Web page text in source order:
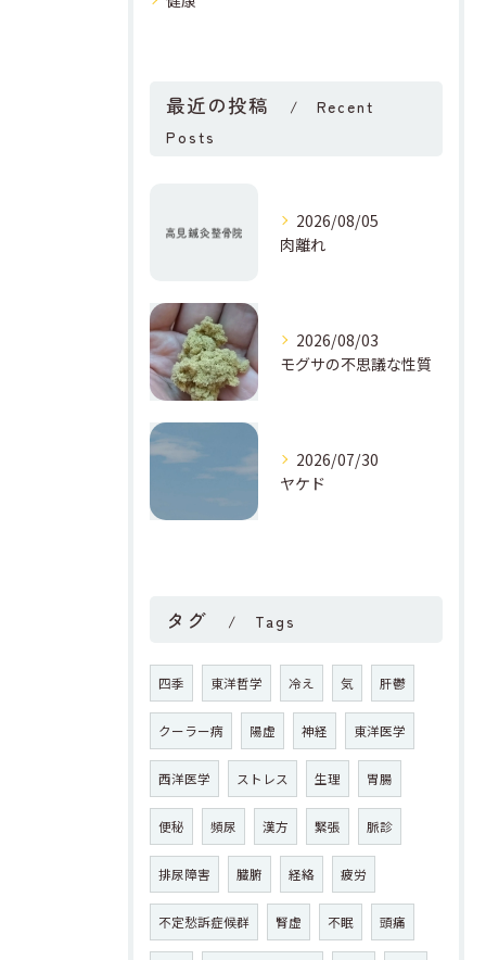
最近の投稿
Recent
Posts
2026/08/05
肉離れ
2026/08/03
モグサの不思議な性質
2026/07/30
ヤケド
タグ Tags
四季 東洋哲学 冷え 気 肝鬱
クーラー病 陽虚 神経 東洋医学
西洋医学 ストレス 生理 胃腸
便秘 頻尿 漢方 緊張 脈診
排尿障害 臓腑 経絡 疲労
不定愁訴症候群 腎虚 不眠 頭痛